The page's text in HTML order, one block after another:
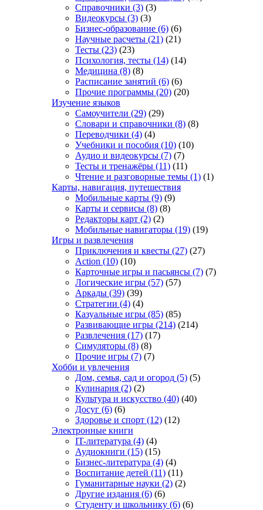
Справочники (3) (3)
Видеокурсы (3) (3)
Бизнес-образование (6) (6)
Научные расчеты (21) (21)
Тесты (23) (23)
Психология, тесты (14) (14)
Медицина (8) (8)
Расписание занятий (6) (6)
Прочие программы (20) (20)
Изучение языков
Самоучители (29) (29)
Словари и справочники (8) (8)
Переводчики (4) (4)
Учебники и пособия (10) (10)
Аудио и видеокурсы (7) (7)
Тесты и тренажёры (11) (11)
Чтение и разговорные темы (1) (1)
Карты, навигация, путешествия
Мобильные карты (9) (9)
Карты и сервисы (8) (8)
Редакторы карт (2) (2)
Мобильные навигаторы (19) (19)
Игры и развлечения
Приключения и квесты (27) (27)
Action (10) (10)
Карточные игры и пасьянсы (7) (7)
Логические игры (57) (57)
Аркады (39) (39)
Стратегии (4) (4)
Казуальные игры (85) (85)
Развивающие игры (214) (214)
Развлечения (17) (17)
Симуляторы (8) (8)
Прочие игры (7) (7)
Хобби и увлечения
Дом, семья, сад и огород (5) (5)
Кулинария (2) (2)
Культура и искусство (40) (40)
Досуг (6) (6)
Здоровье и спорт (12) (12)
Электронные книги
IT-литература (4) (4)
Аудиокниги (15) (15)
Бизнес-литература (4) (4)
Воспитание детей (11) (11)
Гуманитарные науки (2) (2)
Другие издания (6) (6)
Студенту и школьнику (6) (6)